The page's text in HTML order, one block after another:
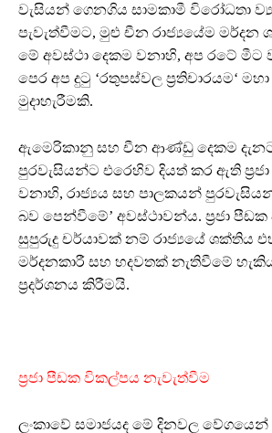
වැසියන් ගෙනගිය සාමකාමී විරෝධතා
පැවැත්වීමට, මුළු චීන රාජ්‍යයේම මර්දන
මේ අවස්ථා දෙකම වනාහි, අප රටේ
පෙර අප දුටු ‘රතුපස්වල ප්‍රතිචාරයම‘
මුදාහැරීමකි.
ඇමෙරිකානු සහ චීන ආණ්ඩු දෙකම
පුරවැසියන්ට එරෙහිව දියත් කර ඇති
වනාහි, රාජ්‍යය සහ පාලකයන්
බව පෙන්වීමේ’ අවස්ථාවන්ය. ප්‍රජා
සුපුරුදු චර්යාවක් නම් රාජ්‍යයේ ශක්තිය එහි
මර්දනකාරී සහ හදවතක් නැතිවීමේ
ප්‍රදර්ශනය කිරීමයි.
ප්‍රජා පීඩක විකල්පය නැවැත්වීම
ලංකාවේ සමාජයද මේ දිනවල